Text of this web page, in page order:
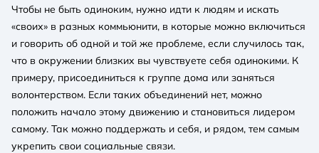
Чтобы не быть одиноким, нужно идти к людям и искать
«своих» в разных коммьюнити, в которые можно включиться
и говорить об одной и той же проблеме, если случилось так,
что в окружении близких вы чувствуете себя одинокими. К
примеру, присоединиться к группе дома или заняться
волонтерством. Если таких объединений нет, можно
положить начало этому движению и становиться лидером
самому. Так можно поддержать и себя, и рядом, тем самым
укрепить свои социальные связи.